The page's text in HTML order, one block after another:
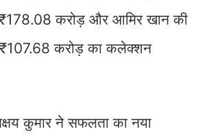
करोड़ और आमिर खान की
₹107.68 करोड़ का कलेक्शन
कुमार ने सफलता का नया